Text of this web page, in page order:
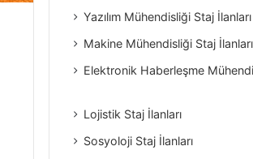
Yazılım Mühendisliği Staj İlanları
Makine Mühendisliği Staj İlanları
Elektronik Haberleşme
Lojistik Staj İlanları
Sosyoloji Staj İlanları